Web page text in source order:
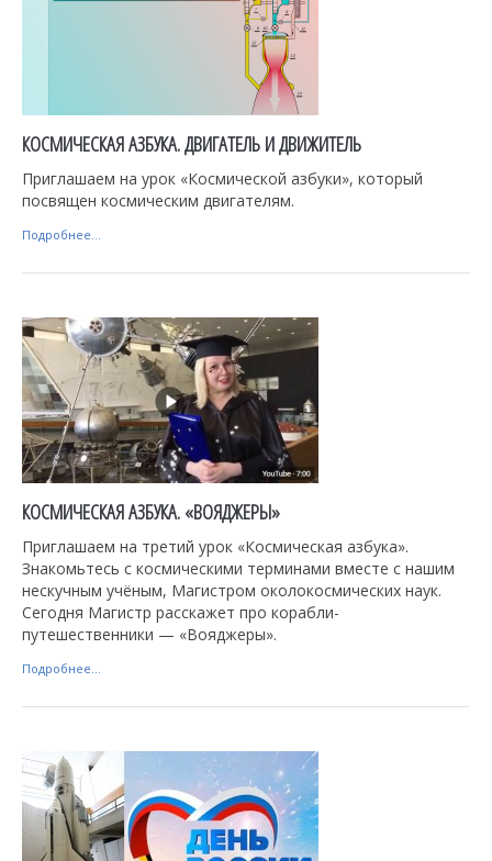
КОСМИЧЕСКАЯ АЗБУКА. ДВИГАТЕЛЬ И ДВИЖИТЕЛЬ
Приглашаем на урок «Космической азбуки», который
посвящен космическим двигателям.
Подробнее...
КОСМИЧЕСКАЯ АЗБУКА. «ВОЯДЖЕРЫ»
Приглашаем на третий урок «Космическая азбука».
Знакомьтесь с космическими терминами вместе с нашим
нескучным учёным, Магистром околокосмических наук.
Сегодня Магистр расскажет про корабли-
путешественники — «Вояджеры».
Подробнее...